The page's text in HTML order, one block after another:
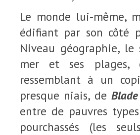
Le monde lui-même,
édifiant par son côté
Niveau géographie,
mer et ses
ressemblant à un
presque niais, de
entre de pauvres
pourchassés (les